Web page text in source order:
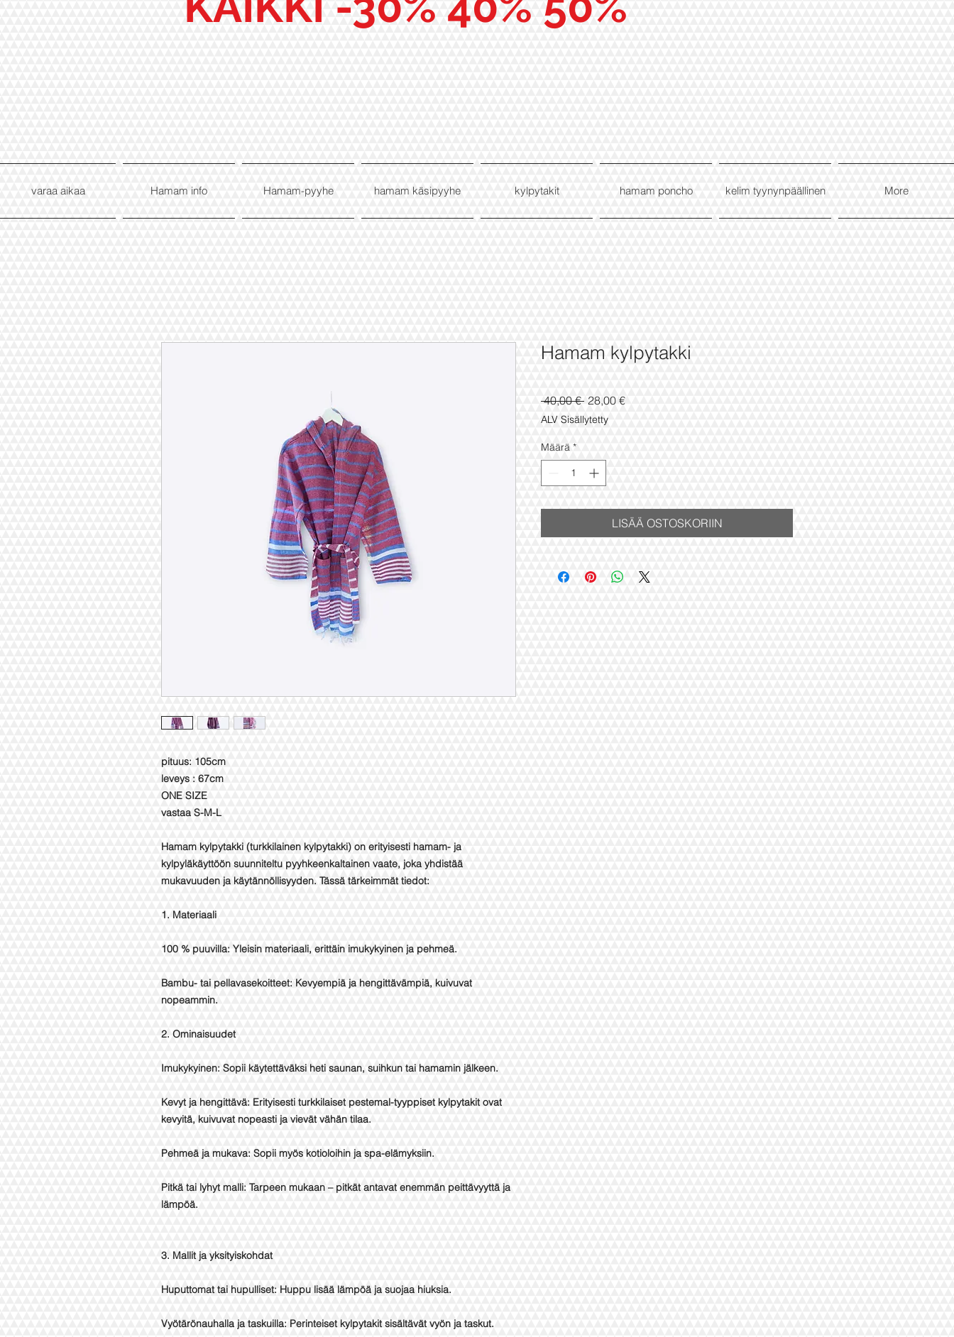
varaa aikaa Hamam info Hamam-pyyhe hamam käsipyyhe kylpytakit hamam poncho kelim tyynynpäällinen More
pituus: 105cm
leveys : 67cm
ONE SIZE
vastaa S-M-L
Hamam kylpytakki (turkkilainen kylpytakki) on erityisesti hamam- ja
kylpyläkäyttöön suunniteltu pyyhkeenkaltainen vaate, joka yhdistää
mukavuuden ja käytännöllisyyden. Tässä tärkeimmät tiedot:
1. Materiaali
100 % puuvilla: Yleisin materiaali, erittäin imukykyinen ja pehmeä.
Bambu- tai pellavasekoitteet: Kevyempiä ja hengittävämpiä, kuivuvat
nopeammin.
2. Ominaisuudet
Imukykyinen: Sopii käytettäväksi heti saunan, suihkun tai hamamin jälkeen.
Kevyt ja hengittävä: Erityisesti turkkilaiset pestemal-tyyppiset kylpytakit ovat
kevyitä, kuivuvat nopeasti ja vievät vähän tilaa.
Pehmeä ja mukava: Sopii myös kotioloihin ja spa-elämyksiin.
Pitkä tai lyhyt malli: Tarpeen mukaan – pitkät antavat enemmän peittävyyttä ja
lämpöä.
3. Mallit ja yksityiskohdat
Huputtomat tai hupulliset: Huppu lisää lämpöä ja suojaa hiuksia.
Vyötärönauhalla ja taskuilla: Perinteiset kylpytakit sisältävät vyön ja taskut.
Hamam kylpytakki
40,00 € Normaali
hinta
28,00 €Alehinta
ALV Sisällytetty
Määrä *
LISÄÄ OSTOSKORIIN